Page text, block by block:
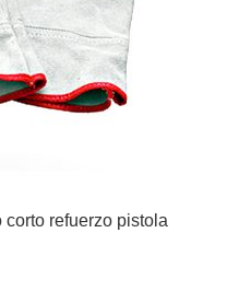
refuerzo pistola